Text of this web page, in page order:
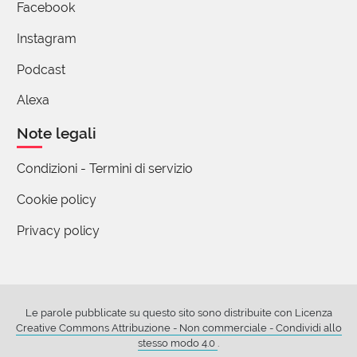
Grazie.
Facebook
Instagram
Podcast
Alexa
Note legali
Condizioni - Termini di servizio
Cookie policy
Privacy policy
Le parole pubblicate su questo sito sono distribuite con Licenza
Creative Commons Attribuzione - Non commerciale - Condividi allo
stesso modo 4.0